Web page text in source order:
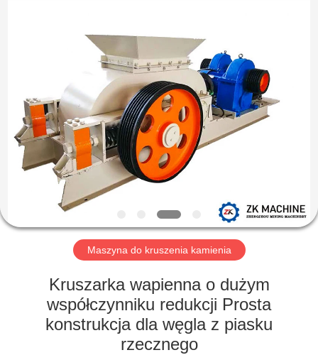
PRODUKTY
FILMY
POKAZ
VR
Maszyna do kruszenia kamienia
Kruszarka wapienna o dużym
współczynniku redukcji Prosta
konstrukcja dla węgla z piasku
rzecznego